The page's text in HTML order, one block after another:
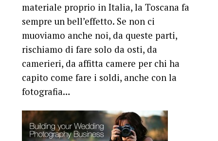
materiale proprio in Italia, la Toscana fa
sempre un bell’effetto. Se non ci
muoviamo anche noi, da queste parti,
rischiamo di fare solo da osti, da
camerieri, da affitta camere per chi ha
capito come fare i soldi, anche con la
fotografia…